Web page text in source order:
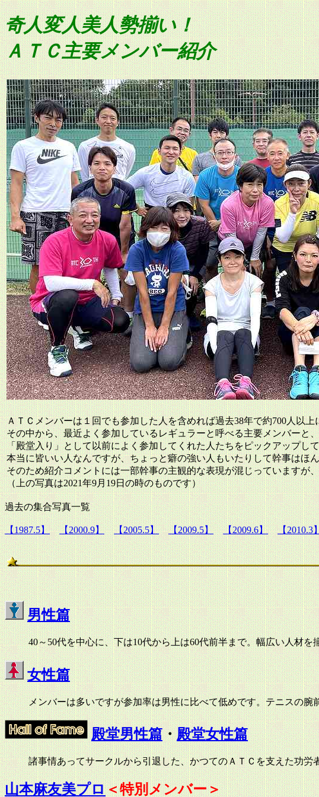
奇人変人美人勢揃い！
ＡＴＣ主要メンバー紹介
ＡＴＣメンバーは１回でも参加した人を含めれば過去38年で約700人以上
その中から、最近よく参加しているレギュラーと呼べる主要メンバーと、
「殿堂入り」として以前によく参加してくれた人たちをピックアップし
本当に皆いい人なんですが、ちょっと癖の強い人もいたりして幹事はほ
そのため紹介コメントには一部幹事の主観的な表現が混じっていますが
（上の写真は2021年9月19日の時のものです）
過去の集合写真一覧
【1987.5】 【2000.9】 【2005.5】 【2009.5】 【2009.6】 【2010.3
男性篇
40～50代を中心に、下は10代から上は60代前半まで。幅広い人材
女性篇
メンバーは多いですが参加率は男性に比べて低めです。テニスの
殿堂男性篇・殿堂女性篇
諸事情あってサークルから引退した、かつてのＡＴＣを支えた功
山本麻友美プロ＜特別メンバー＞